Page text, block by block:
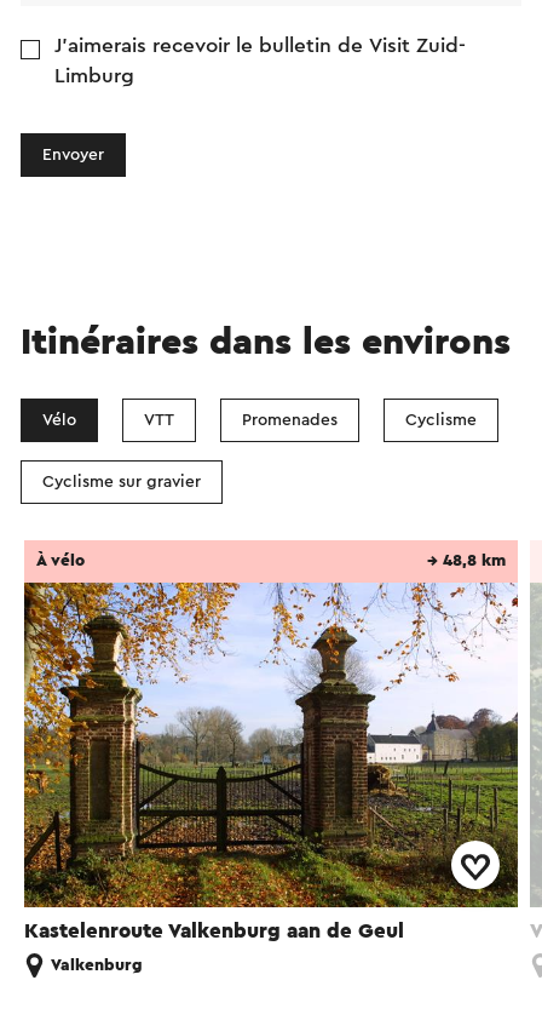
J'aimerais recevoir le bulletin de Visit Zuid-
Limburg
Envoyer
Itinéraires dans les environs
Vélo VTT Promenades Cyclisme
Cyclisme sur gravier
Kastelenroute Valkenburg aan de Geul
À vélo → 48,8 km
Valkenburg